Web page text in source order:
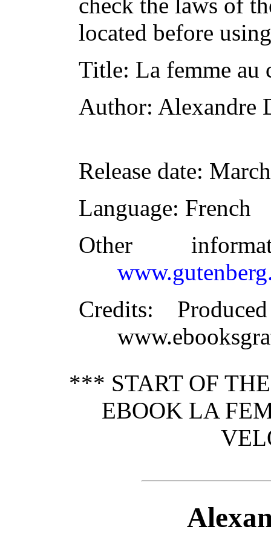
located before
Title: La femme au
Author: Alexandre
Release date:
Language: French
Other
Credits:
*** START OF
EBOOK LA